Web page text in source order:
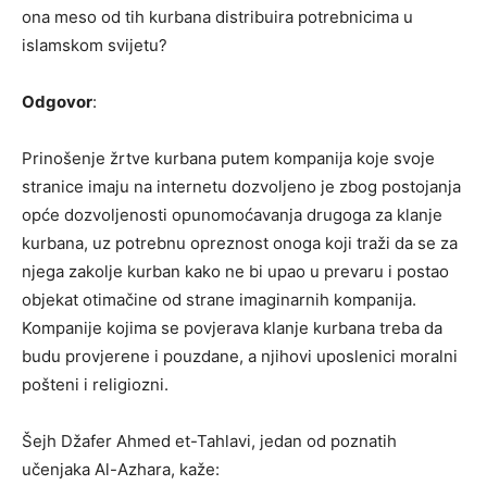
ona meso od tih kurbana distribuira potrebnicima u
islamskom svijetu?
Odgovor:
Prinošenje žrtve kurbana putem kompanija koje svoje
stranice imaju na internetu dozvoljeno je zbog postojanja
opće dozvoljenosti opunomoćavanja drugoga za klanje
kurbana, uz potrebnu opreznost onoga koji traži da se za
njega zakolje kurban kako ne bi upao u prevaru i postao
objekat otimačine od strane imaginarnih kompanija.
Kompanije kojima se povjerava klanje kurbana treba da
budu provjerene i pouzdane, a njihovi uposlenici moralni
pošteni i religiozni.
Šejh Džafer Ahmed et-Tahlavi, jedan od poznatih
učenjaka Al-Azhara, kaže: